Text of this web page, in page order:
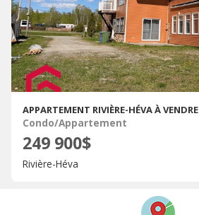
APPARTEMENT RIVIÈRE-HÉVA À VENDRE
Condo/Appartement
249 900$
Rivière-Héva